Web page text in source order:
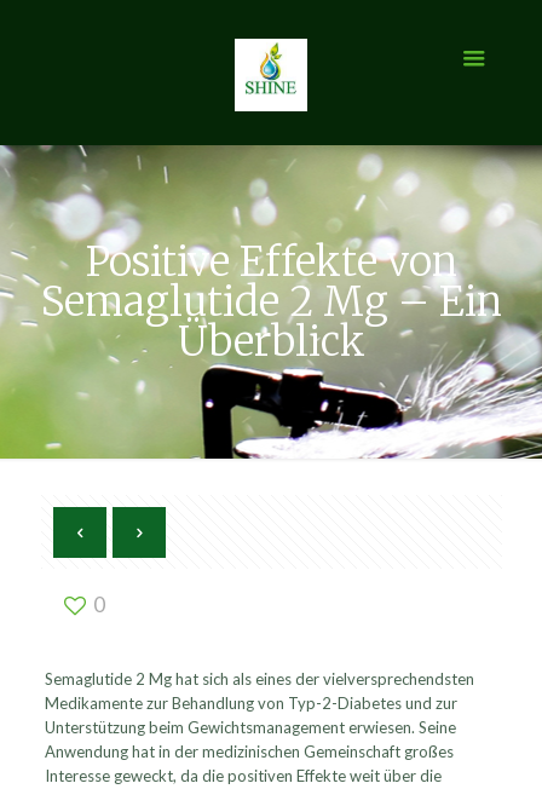
Positive Effekte von
Semaglutide 2 Mg – Ein
Überblick
0
Semaglutide 2 Mg hat sich als eines der vielversprechendsten
Medikamente zur Behandlung von Typ-2-Diabetes und zur
Unterstützung beim Gewichtsmanagement erwiesen. Seine
Anwendung hat in der medizinischen Gemeinschaft großes
Interesse geweckt, da die positiven Effekte weit über die